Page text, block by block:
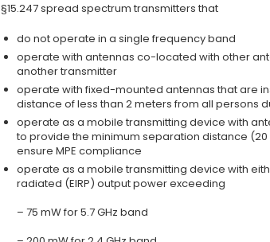
§15.247 spread spectrum transmitters that
do not operate in a single frequency band
operate with antennas co-located with other
another transmitter
operate with fixed-mounted antennas that are
distance of less than 2 meters from all persons
operate as a mobile transmitting device with
to provide the minimum separation distance
ensure MPE compliance
operate as a mobile transmitting device with
radiated (EIRP) output power exceeding
– 75 mW for 5.7 GHz band